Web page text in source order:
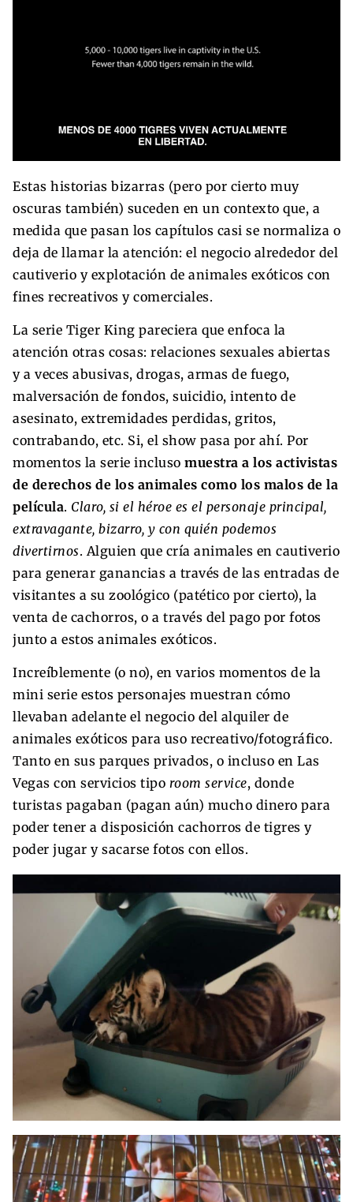
Estas historias bizarras (pero por cierto muy
oscuras también) suceden en un contexto que, a
medida que pasan los capítulos casi se normaliza o
deja de llamar la atención: el negocio alrededor del
cautiverio y explotación de animales exóticos con
fines recreativos y comerciales.
La serie Tiger King pareciera que enfoca la
atención otras cosas: relaciones sexuales abiertas
y a veces abusivas, drogas, armas de fuego,
malversación de fondos, suicidio, intento de
asesinato, extremidades perdidas, gritos,
contrabando, etc. Si, el show pasa por ahí. Por
momentos la serie incluso muestra a los activistas
de derechos de los animales como los malos de la
película. Claro, si el héroe es el personaje principal,
extravagante, bizarro, y con quién podemos
divertirnos. Alguien que cría animales en cautiverio
para generar ganancias a través de las entradas de
visitantes a su zoológico (patético por cierto), la
venta de cachorros, o a través del pago por fotos
junto a estos animales exóticos.
Increíblemente (o no), en varios momentos de la
mini serie estos personajes muestran cómo
llevaban adelante el negocio del alquiler de
animales exóticos para uso recreativo/fotográfico.
Tanto en sus parques privados, o incluso en Las
Vegas con servicios tipo room service, donde
turistas pagaban (pagan aún) mucho dinero para
poder tener a disposición cachorros de tigres y
poder jugar y sacarse fotos con ellos.